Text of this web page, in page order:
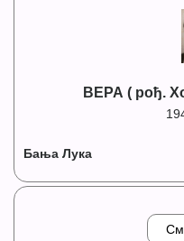
ВЕРА ( рођ.
Бања Лука